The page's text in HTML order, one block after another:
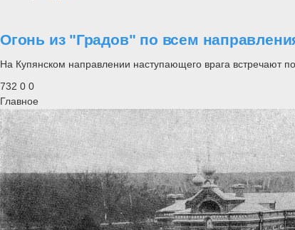
Огонь из "Градов" по всем
На Купянском направлении наступающего врага
732 0 0
Главное